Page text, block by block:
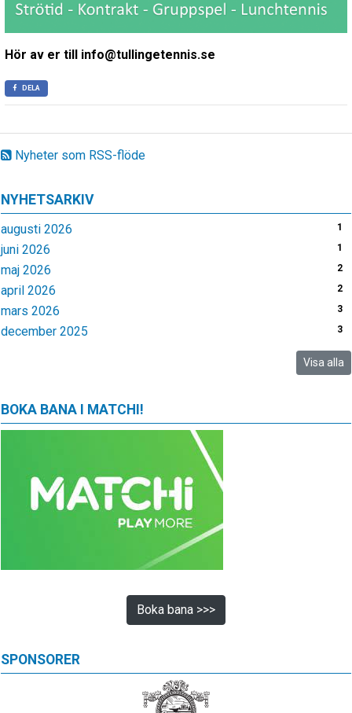
Nyheter som RSS-flöde
NYHETSARKIV
augusti 2026 1
juni 2026 1
maj 2026 2
april 2026 2
mars 2026 3
december 2025 3
Visa alla
BOKA BANA I MATCHI!
Boka bana >>>
SPONSORER
Hör av er till info@tullingetennis.se
DELA